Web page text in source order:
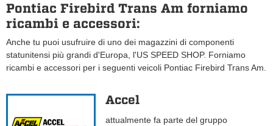
Pontiac Firebird Trans Am forniamo
ricambi e accessori:
Anche tu puoi usufruire di uno dei magazzini di componenti
statunitensi più grandi d'Europa, l'US SPEED SHOP. Forniamo
ricambi e accessori per i seguenti veicoli Pontiac Firebird Trans Am.
Accel
attualmente fa parte del gruppo